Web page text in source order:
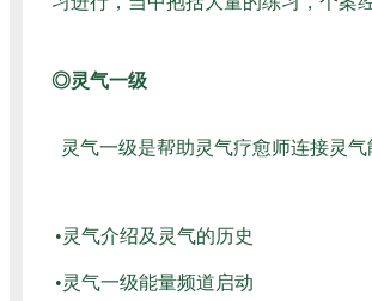
◎灵气一级
灵气一级是帮助灵气疗愈师连接灵
•灵气介绍及灵气的历史
•灵气一级能量频道启动